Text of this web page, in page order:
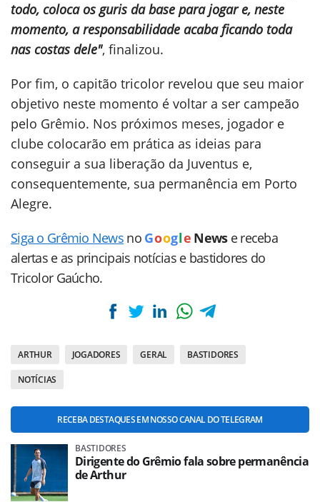
todo, coloca os guris da base para jogar e, neste
momento, a responsabilidade acaba ficando toda
nas costas dele", finalizou.
Por fim, o capitão tricolor revelou que seu maior
objetivo neste momento é voltar a ser campeão
pelo Grêmio. Nos próximos meses, jogador e
clube colocarão em prática as ideias para
conseguir a sua liberação da Juventus e,
consequentemente, sua permanência em Porto
Alegre.
Siga o Grêmio News no Goog le News e receba
alertas e as principais notícias e bastidores do
Tricolor Gaúcho.
ARTHUR JOGADORES GERAL BASTIDORES
NOTÍCIAS
RECEBA DESTAQUES EM NOSSO CANAL DO TELEGRAM
BASTIDORES
Dirigente do Grêmio fala sobre permanência
de Arthur